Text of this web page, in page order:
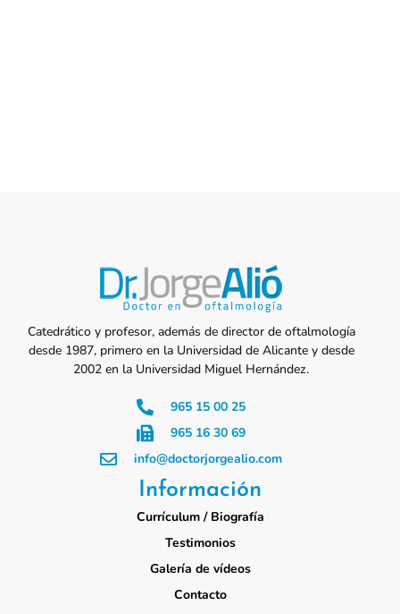
Catedrático y profesor, además de director de oftalmología
desde 1987, primero en la Universidad de Alicante y desde
2002 en la Universidad Miguel Hernández.
965 15 00 25
965 16 30 69
info@doctorjorgealio.com
Información
Currículum / Biografía
Testimonios
Galería de vídeos
Contacto